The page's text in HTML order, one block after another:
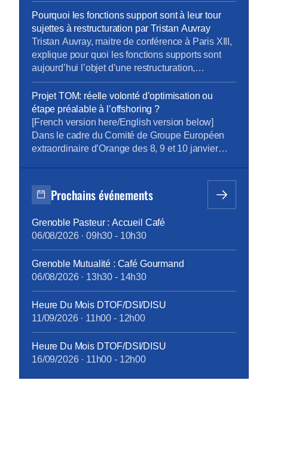
les priorités d’actions définies par les unités du
périmètre social dans le cadre de l’enquête
triennale conditions de travail et stress 2024 suite
à l’analyse […]
Pourquoi les fonctions support sont à leur tour
sujettes à restructuration par Tristan Auvray
Tristan Auvray, maitre de conférence à Paris XIII,
explique pour quoi les fonctions supports sont
aujourd’hui l’objet d’une restructuration,
notamment chez Orange.
Projet TOM: réelle volonté d’optimisation ou
étape préalable à l’offshoring ?
[French version here/English version below]
Dans le cadre du Comité de Groupe Européen
extraordinaire d’Orange des 8, 9 et 10 janvier
d’évolution du modèle organisationnel Finance &
Performance sur le périmètre européen, présenté
Prochains événements
Grenoble Pasteur : Accueil Café
06/08/2026· 09h30 - 10h30
Grenoble Mutualité : Café Gourmand
06/08/2026· 13h30 - 14h30
Heure Du Mois DTOF/DSI/DISU
11/09/2026· 11h00 - 12h00
Heure Du Mois DTOF/DSI/DISU
16/09/2026· 11h00 - 12h00